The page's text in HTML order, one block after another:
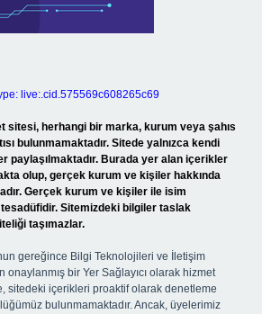
live:.cid.575569c608265c69
sitesi, herhangi bir marka, kurum veya şahıs
bulunmamaktadır. Sitede yalnızca kendi
paylaşılmaktadır. Burada yer alan içerikler
olup, gerçek kurum ve kişiler hakkında
Gerçek kurum ve kişiler ile isim
Sitemizdeki bilgiler taslak
taşımazlar.
gereğince Bilgi Teknolojileri ve İletişim
onaylanmış bir Yer Sağlayıcı olarak hizmet
sitedeki içerikleri proaktif olarak denetleme
bulunmamaktadır. Ancak, üyelerimiz